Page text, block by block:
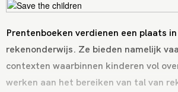
Prentenboeken verdienen een plaats
rekenonderwijs. Ze bieden namelijk
contexten waarbinnen kinderen vol
werken aan het bereiken van tal van